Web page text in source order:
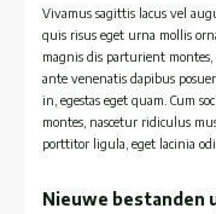
Vivamus sagittis lacus vel
quis risus eget urna mollis
magnis dis parturient
ante venenatis dapibus
in, egestas eget quam. Cum
montes, nascetur ridiculus
porttitor ligula, eget lacinia
Nieuwe bestanden